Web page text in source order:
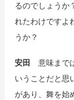
るのでしょう
れたわけですよ
うか？
安田 意味まで
いうことだと思
があり、舞を始